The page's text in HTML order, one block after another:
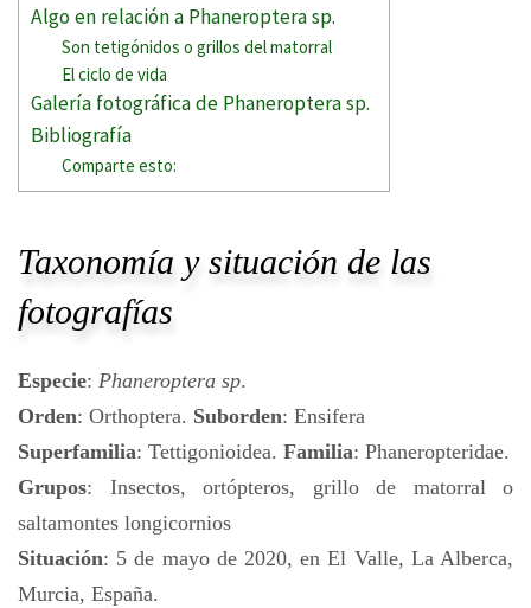
Algo en relación a Phaneroptera sp.
Son tetigónidos o grillos del matorral
El ciclo de vida
Galería fotográfica de Phaneroptera sp.
Bibliografía
Comparte esto:
Taxonomía y situación de las
fotografías
Especie: Phaneroptera sp.
Orden: Orthoptera. Suborden: Ensifera
Superfamilia: Tettigonioidea. Familia: Phaneropteridae.
Grupos: Insectos, ortópteros, grillo de matorral o
saltamontes longicornios
Situación: 5 de mayo de 2020, en El Valle, La Alberca,
Murcia, España.